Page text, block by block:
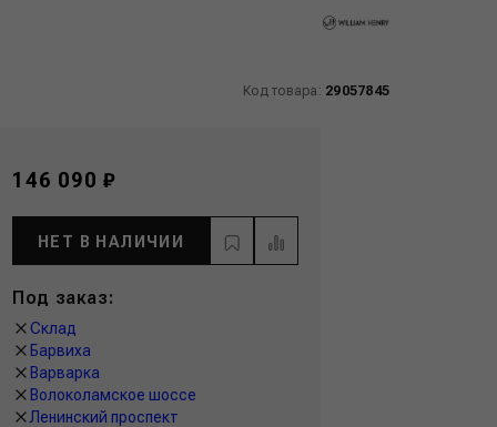
Код товара: 29057845
146 090 ₽
НЕТ В НАЛИЧИИ
Под заказ:
Склад
Барвиха
Варварка
Волоколамское шоссе
Ленинский проспект